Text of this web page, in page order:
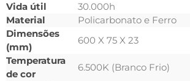
Vida útil
30.000h
Material
Policarbonato e Ferro
Dimensões
(mm)
600 X 75 X 23
Temperatura
de cor
6.500K (Branco Frio)